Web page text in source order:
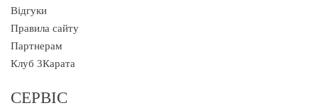
Відгуки
Правила сайту
Партнерам
Клуб 3Карата
СЕРВІС